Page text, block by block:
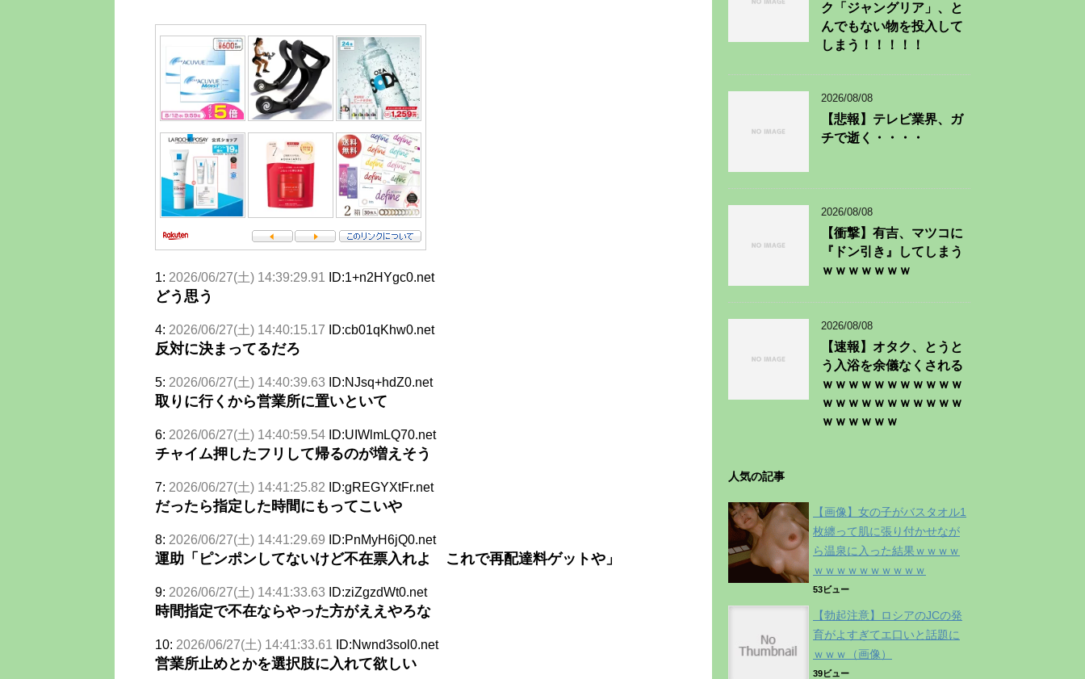
1: 2026/06/27(土) 14:39:29.91 ID:1+n2HYgc0.net
どう思う
4: 2026/06/27(土) 14:40:15.17 ID:cb01qKhw0.net
反対に決まってるだろ
5: 2026/06/27(土) 14:40:39.63 ID:NJsq+hdZ0.net
取りに行くから営業所に置いといて
6: 2026/06/27(土) 14:40:59.54 ID:UIWlmLQ70.net
チャイム押したフリして帰るのが増えそう
7: 2026/06/27(土) 14:41:25.82 ID:gREGYXtFr.net
だったら指定した時間にもってこいや
8: 2026/06/27(土) 14:41:29.69 ID:PnMyH6jQ0.net
運助「ピンポンしてないけど不在票入れよ これで再配達料ゲットや」
9: 2026/06/27(土) 14:41:33.63 ID:ziZgzdWt0.net
時間指定で不在ならやった方がええやろな
10: 2026/06/27(土) 14:41:33.61 ID:Nwnd3sol0.net
営業所止めとかを選択肢に入れて欲しい
ク「ジャングリア」、と
んでもない物を投入して
しまう！！！！！
2026/08/08
【悲報】テレビ業界、ガ
チで逝く・・・・
2026/08/08
【衝撃】有吉、マツコに
『ドン引き』してしまう
ｗｗｗｗｗｗｗ
2026/08/08
【速報】オタク、とうと
う入浴を余儀なくされる
ｗｗｗｗｗｗｗｗｗｗｗ
ｗｗｗｗｗｗｗｗｗｗｗ
ｗｗｗｗｗｗ
人気の記事
【画像】女の子がバスタオル1
枚纏って肌に張り付かせなが
ら温泉に入った結果ｗｗｗｗ
ｗｗｗｗｗｗｗｗｗｗ
53ビュー
【勃起注意】ロシアのJCの発
育がよすぎてエ口いと話題に
ｗｗｗ（画像）
39ビュー